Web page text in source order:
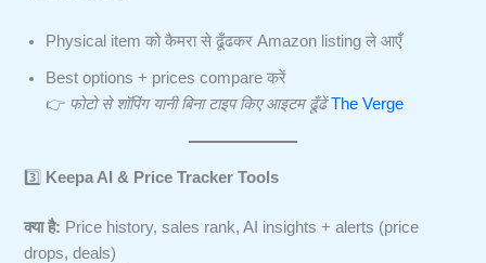
Physical item को कैमरा से ढूँढकर Amazon listing ले आएँ
Best options + prices compare करें
👉 फोटो से शॉपिंग यानी बिना टाइप किए आइटम ढूँढें The Verge
3️⃣ Keepa AI & Price Tracker Tools
क्या है: Price history, sales rank, AI insights + alerts (price
drops, deals)